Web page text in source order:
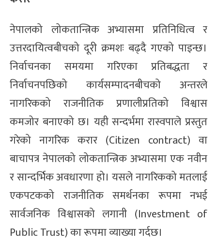
नेपालको लोकतान्त्रिक अभ्यासमा प्रतिनिधित्व र
उत्तरदायित्वबीचको दूरी क्रमशः बढ्दै गएको पाइन्छ।
निर्वाचनका समयमा गरिएका प्रतिबद्धता र
निर्वाचनपछिको कार्यसम्पादनबीचको अन्तरले
नागरिकको राजनीतिक प्रणालीप्रतिको विश्वास
कमजोर बनाएको छ। यही सन्दर्भमा रास्वपाले प्रस्तुत
गरेको नागरिक करार (Citizen contract) वा
बाचापत्र नेपालको लोकतान्त्रिक अभ्यासमा एक नवीन
र सान्दर्भिक अवधारणा हो। यसले नागरिकको मतलाई
एकपटकको राजनीतिक समर्थनका रूपमा नभई
सार्वजनिक विश्वासको लगानी (Investment of
Public Trust) का रूपमा व्याख्या गर्दछ।